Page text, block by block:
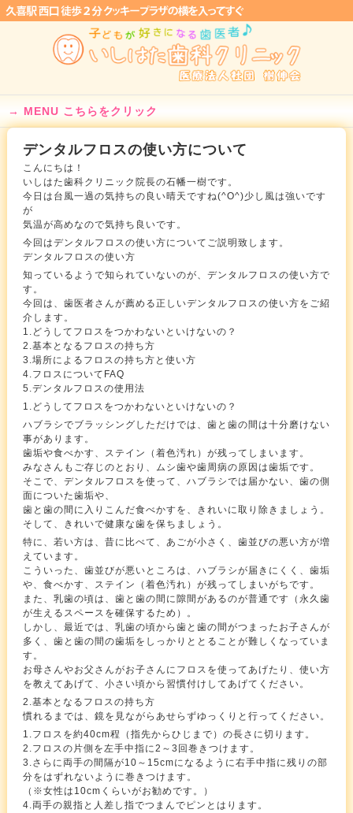
MENU こちらをクリック
デンタルフロスの使い方について
こんにちは！
いしはた歯科クリニック院長の石幡一樹です。
今日は台風一過の気持ちの良い晴天ですね(^O^)少し風は強いです
が
気温が高めなので気持ち良いです。
今回はデンタルフロスの使い方についてご説明致します。
デンタルフロスの使い方
知っているようで知られていないのが、デンタルフロスの使い方で
す。
今回は、歯医者さんが薦める正しいデンタルフロスの使い方をご紹
介します。
1.どうしてフロスをつかわないといけないの？
2.基本となるフロスの持ち方
3.場所によるフロスの持ち方と使い方
4.フロスについてFAQ
5.デンタルフロスの使用法
1.どうしてフロスをつかわないといけないの？
ハブラシでブラッシングしただけでは、歯と歯の間は十分磨けない
事があります。
歯垢や食べかす、ステイン（着色汚れ）が残ってしまいます。
みなさんもご存じのとおり、ムシ歯や歯周病の原因は歯垢です。
そこで、デンタルフロスを使って、ハブラシでは届かない、歯の側
面についた歯垢や、
歯と歯の間に入りこんだ食べかすを、きれいに取り除きましょう。
そして、きれいで健康な歯を保ちましょう。
特に、若い方は、昔に比べて、あごが小さく、歯並びの悪い方が増
えています。
こういった、歯並びが悪いところは、ハブラシが届きにくく、歯垢
や、食べかす、ステイン（着色汚れ）が残ってしまいがちです。
また、乳歯の頃は、歯と歯の間に隙間があるのが普通です（永久歯
が生えるスペースを確保するため）。
しかし、最近では、乳歯の頃から歯と歯の間がつまったお子さんが
多く、歯と歯の間の歯垢をしっかりととることが難しくなっていま
す。
お母さんやお父さんがお子さんにフロスを使ってあげたり、使い方
を教えてあげて、小さい頃から習慣付けしてあげてください。
2.基本となるフロスの持ち方
慣れるまでは、鏡を見ながらあせらずゆっくりと行ってください。
1.フロスを約40cm程（指先からひじまで）の長さに切ります。
2.フロスの片側を左手中指に2～3回巻きつけます。
3.さらに両手の間隔が10～15cmになるように右手中指に残りの部
分をはずれないように巻きつけます。
（※女性は10cmくらいがお勧めです。）
4.両手の親指と人差し指でつまんでピンとはります。